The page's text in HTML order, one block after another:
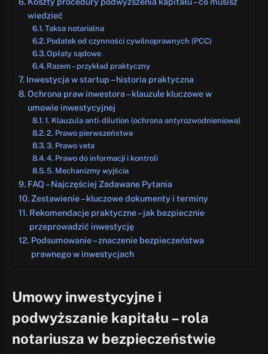
wiedzieć
Taksa notarialna
Podatek od czynności cywilnoprawnych (PCC)
Opłaty sądowe
Razem – przykład praktyczny
Inwestycja w startup – historia praktyczna
Ochrona praw inwestora – klauzule kluczowe w
umowie inwestycyjnej
1. Klauzula anti-dilution (ochrona antyrozwodnieniowa)
2. Prawo pierwszeństwa
3. Prawo veta
4. Prawo do informacji i kontroli
5. Mechanizmy wyjścia
FAQ – Najczęściej Zadawane Pytania
Zestawienie – kluczowe dokumenty i terminy
Rekomendacje praktyczne – jak bezpiecznie
przeprowadzić inwestycję
Podsumowanie – znaczenie bezpieczeństwa
prawnego w inwestycjach
Umowy inwestycyjne i
podwyższanie kapitału – rola
notariusza w bezpieczeństwie